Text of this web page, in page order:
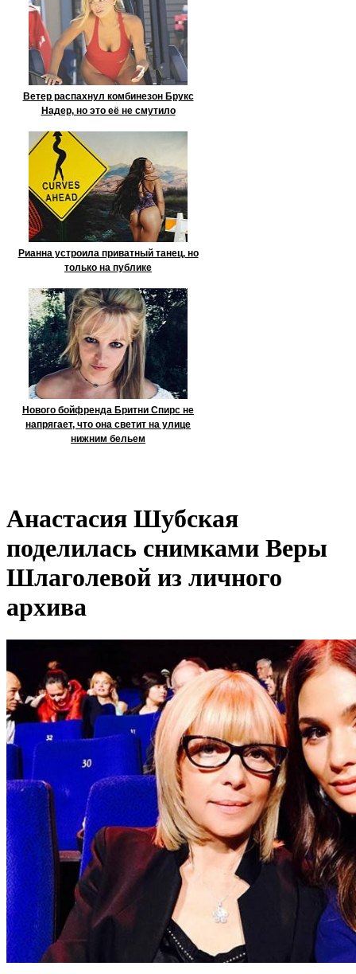
Ветер распахнул комбинезон Брукс
Надер, но это её не смутило
Рианна устроила приватный танец, но
только на публике
Нового бойфренда Бритни Спирс не
напрягает, что она светит на улице
нижним бельем
Анастасия Шубская
поделилась снимками Веры
Шлаголевой из личного
архива